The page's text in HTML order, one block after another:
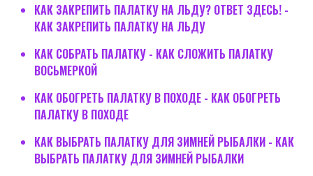
КАК ЗАКРЕПИТЬ ПАЛАТКУ НА ЛЬДУ? ОТВЕТ ЗДЕСЬ! -
КАК ЗАКРЕПИТЬ ПАЛАТКУ НА ЛЬДУ
КАК СОБРАТЬ ПАЛАТКУ - КАК СЛОЖИТЬ ПАЛАТКУ
ВОСЬМЕРКОЙ
КАК ОБОГРЕТЬ ПАЛАТКУ В ПОХОДЕ - КАК ОБОГРЕТЬ
ПАЛАТКУ В ПОХОДЕ
КАК ВЫБРАТЬ ПАЛАТКУ ДЛЯ ЗИМНЕЙ РЫБАЛКИ - КАК
ВЫБРАТЬ ПАЛАТКУ ДЛЯ ЗИМНЕЙ РЫБАЛКИ